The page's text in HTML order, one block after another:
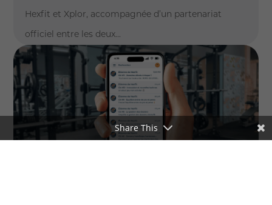
Hexfit et Xplor, accompagnée d’un partenariat
officiel entre les deux...
Share This